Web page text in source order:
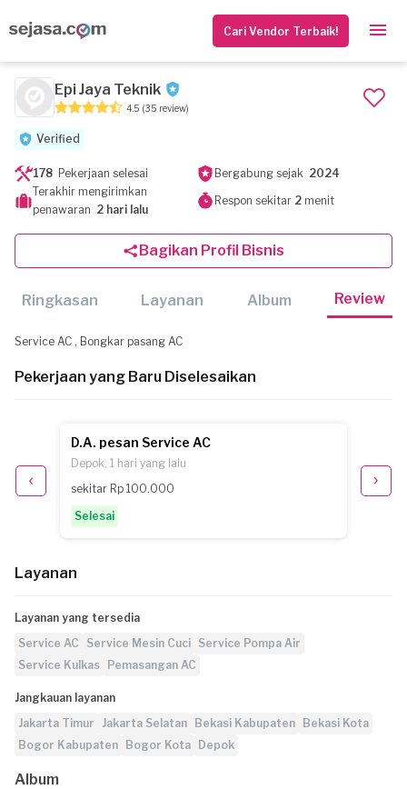
Cari Vendor Terbaik!
Epi Jaya Teknik
4.5 (35 review)
Verified
178 Pekerjaan selesai Bergabung sejak 2024
Terakhir mengirimkan
penawaran 2 hari lalu
Respon sekitar 2menit
Bagikan Profil Bisnis
Ringkasan Layanan Album Review
Service AC , Bongkar pasang AC
Pekerjaan yang Baru Diselesaikan
D.A. pesan Service AC
Depok, 1 hari yang lalu
sekitar Rp 100.000
Selesai
Depok,
Layanan
Layanan yang tersedia
Service AC
Service Mesin Cuci Service Pompa Air
Service Kulkas
Pemasangan AC
Jangkauan layanan
Jakarta Timur
Jakarta Selatan Bekasi Kabupaten
Bekasi Kota
Bogor Kabupaten
Bogor Kota Depok
Album